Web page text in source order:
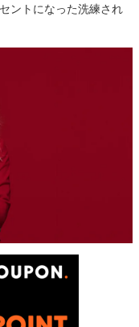
ントになった洗練され